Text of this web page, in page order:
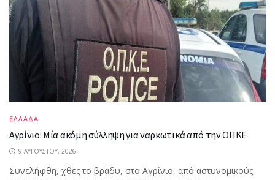
ΕΛΛΑΔΑ
Αγρίνιο: Μία ακόμη σύλληψη για ναρκωτικά από την ΟΠΚΕ
9 ΑΥΓΟΎΣΤΟΥ, 2026
Συνελήφθη, χθες το βράδυ, στο Αγρίνιο, από αστυνομικούς